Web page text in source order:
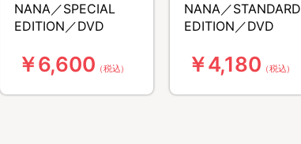
NANA／SPECIAL
EDITION／DVD
￥6,600 （税込）
NANA／STANDARD
EDITION／DVD
￥4,180 （税込）